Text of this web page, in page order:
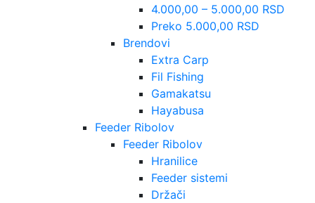
4.000,00 – 5.000,00 RSD
Preko 5.000,00 RSD
Brendovi
Extra Carp
Fil Fishing
Gamakatsu
Hayabusa
Feeder Ribolov
Feeder Ribolov
Hranilice
Feeder sistemi
Držači